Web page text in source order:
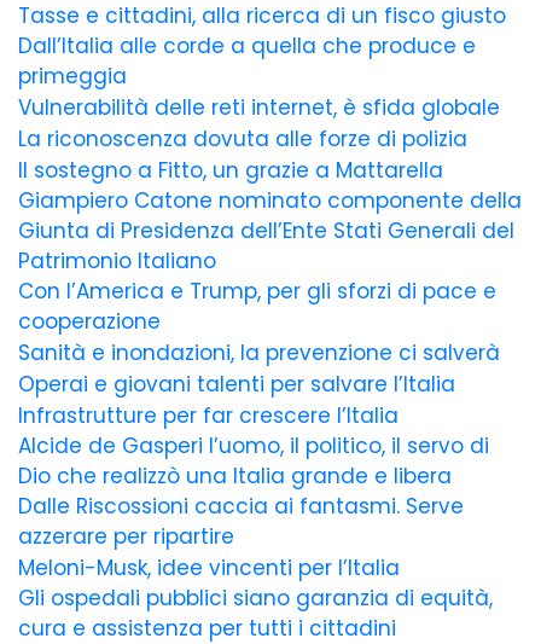
Tasse e cittadini, alla ricerca di un fisco giusto
Dall’Italia alle corde a quella che produce e
primeggia
Vulnerabilità delle reti internet, è sfida globale
La riconoscenza dovuta alle forze di polizia
Il sostegno a Fitto, un grazie a Mattarella
Giampiero Catone nominato componente della
Giunta di Presidenza dell’Ente Stati Generali del
Patrimonio Italiano
Con l’America e Trump, per gli sforzi di pace e
cooperazione
Sanità e inondazioni, la prevenzione ci salverà
Operai e giovani talenti per salvare l’Italia
Infrastrutture per far crescere l’Italia
Alcide de Gasperi l’uomo, il politico, il servo di
Dio che realizzò una Italia grande e libera
Dalle Riscossioni caccia ai fantasmi. Serve
azzerare per ripartire
Meloni-Musk, idee vincenti per l’Italia
Gli ospedali pubblici siano garanzia di equità,
cura e assistenza per tutti i cittadini